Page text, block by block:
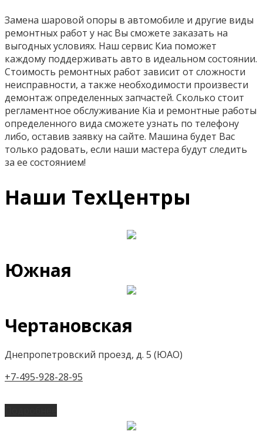
Замена шаровой опоры в автомобиле и другие виды
ремонтных работ у нас Вы сможете заказать на
выгодных условиях. Наш сервис Киа поможет
каждому поддерживать авто в идеальном состоянии.
Стоимость ремонтных работ зависит от сложности
неисправности, а также необходимости произвести
демонтаж определенных запчастей. Сколько стоит
регламентное обслуживание Kia и ремонтные работы
определенного вида сможете узнать по телефону
либо, оставив заявку на сайте. Машина будет Вас
только радовать, если наши мастера будут следить
за ее состоянием!
Наши ТехЦентры
Южная
Чертановская
Днепропетровский проезд, д. 5 (ЮАО)
+7-495-928-28-95